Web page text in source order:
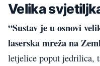
Velika
“Sustav je u osnovi
laserska mreža na
letjelice poput jedrilica,